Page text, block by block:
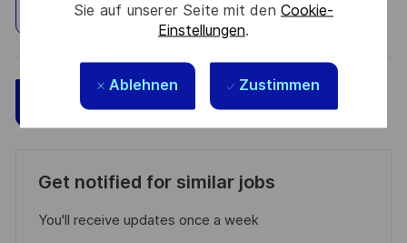
Sie auf unserer Seite mit den Cookie-
Einstellungen.
Ablehnen Zustimmen
Standort erkunden
Jetzt bewerben
Get notified for similar jobs
You'll receive updates once a week